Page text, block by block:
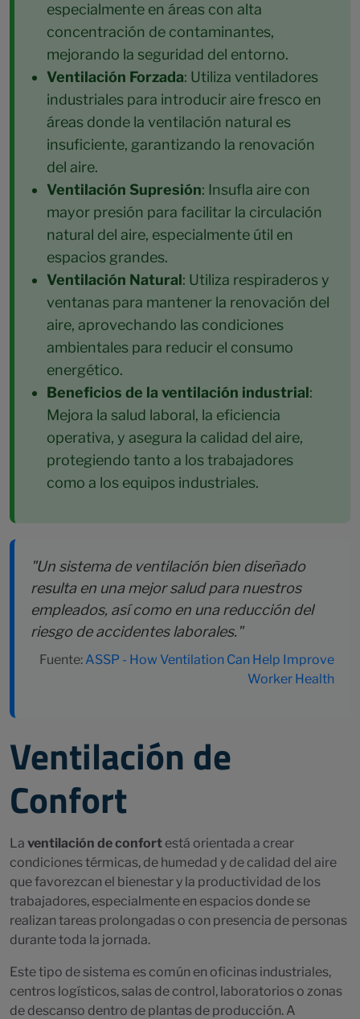
especialmente en áreas con alta
concentración de contaminantes,
mejorando la seguridad del entorno.
Ventilación Forzada: Utiliza ventiladores
industriales para introducir aire fresco en
áreas donde la ventilación natural es
insuficiente, garantizando la renovación
del aire.
Ventilación Supresión: Insufla aire con
mayor presión para facilitar la circulación
natural del aire, especialmente útil en
espacios grandes.
Ventilación Natural: Utiliza respiraderos y
ventanas para mantener la renovación del
aire, aprovechando las condiciones
ambientales para reducir el consumo
energético.
Beneficios de la ventilación industrial:
Mejora la salud laboral, la eficiencia
operativa, y asegura la calidad del aire,
protegiendo tanto a los trabajadores
como a los equipos industriales.
"Un sistema de ventilación bien diseñado
resulta en una mejor salud para nuestros
empleados, así como en una reducción del
riesgo de accidentes laborales."
Fuente: ASSP - How Ventilation Can Help Improve
Worker Health
Ventilación de
Confort
La ventilación de confort está orientada a crear
condiciones térmicas, de humedad y de calidad del aire
que favorezcan el bienestar y la productividad de los
trabajadores, especialmente en espacios donde se
realizan tareas prolongadas o con presencia de personas
durante toda la jornada.
Este tipo de sistema es común en oficinas industriales,
centros logísticos, salas de control, laboratorios o zonas
de descanso dentro de plantas de producción. A